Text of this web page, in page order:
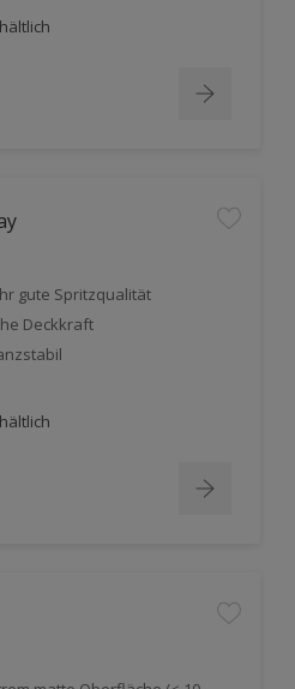
gute Spritzqualität
Deckkraft